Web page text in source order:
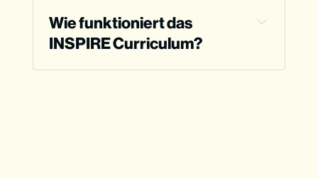
Wie funktioniert das
INSPIRE Curriculum?